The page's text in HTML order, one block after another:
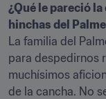
¿Qué le pareció
hinchas del
La familia del
para despedirnos
muchísimos
de la cancha. No